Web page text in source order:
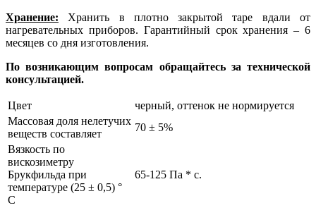
Хранение: Хранить в плотно закрытой таре вдали от
нагревательных приборов. Гарантийный срок хранения – 6
месяцев со дня изготовления.
По возникающим вопросам обращайтесь за технической
консультацией.
Цвет
черный, оттенок не нормируется
Массовая доля нелетучих
веществ составляет
70 ± 5%
Вязкость по
вискозиметру
Брукфильда при
температуре (25 ± 0,5) °
С
65-125 Па * с.